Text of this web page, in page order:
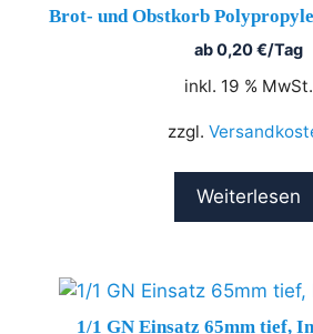
Brot- und Obstkorb
ab0,20€/Tag
inkl. 19 % MwSt.
zzgl.
Weiterlesen
1/1 GN Einsatz 65mm tief,